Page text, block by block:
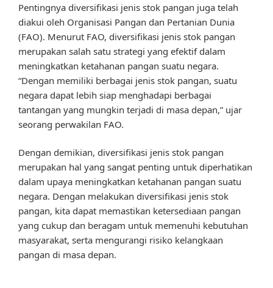
Pentingnya diversifikasi jenis stok pangan juga telah
diakui oleh Organisasi Pangan dan Pertanian Dunia
(FAO). Menurut FAO, diversifikasi jenis stok pangan
merupakan salah satu strategi yang efektif dalam
meningkatkan ketahanan pangan suatu negara.
“Dengan memiliki berbagai jenis stok pangan, suatu
negara dapat lebih siap menghadapi berbagai
tantangan yang mungkin terjadi di masa depan,” ujar
seorang perwakilan FAO.
Dengan demikian, diversifikasi jenis stok pangan
merupakan hal yang sangat penting untuk diperhatikan
dalam upaya meningkatkan ketahanan pangan suatu
negara. Dengan melakukan diversifikasi jenis stok
pangan, kita dapat memastikan ketersediaan pangan
yang cukup dan beragam untuk memenuhi kebutuhan
masyarakat, serta mengurangi risiko kelangkaan
pangan di masa depan.